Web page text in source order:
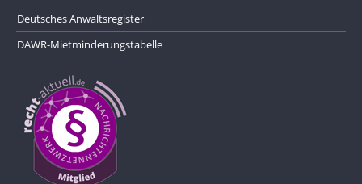
Deutsches Anwaltsregister
DAWR-Mietminderungstabelle